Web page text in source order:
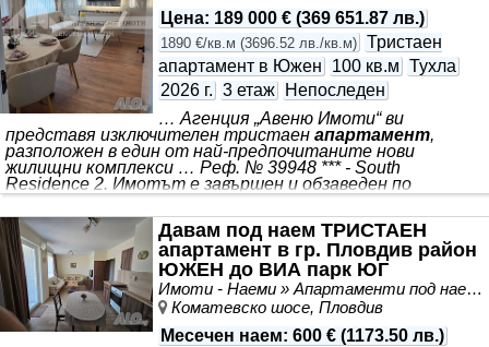
Цена: 189 000 € (369 651.87 лв.)
1890 €/кв.м (3696.52 лв./кв.м) Тристаен
апартамент в Южен
100 кв.м Тухла
2026 г. 3 етаж
Непоследен
… Агенция „Авеню Имоти“ ви
представя изключителен тристаен апартамент,
разположен в един от най-предпочитаните нови
жилищни комплекси … Реф. № 39948 *** - South
Residence 2. Имотът е завършен и обзаведен по
индивидуален дизайнерски проект с внимание към всеки
детайл, съчетавайки модерен стил, функционалност и
висок клас материали. Жилището разполага с
просторна дневна с кухня и трапезария, две
самостоятелни спални, баня с тоалетна,
допълнително сервизно помещение и тераса.
Интериорът е изпълнен с висококачествени настилки,
дизайнерско осветление, мебели по поръчка и напълно
оборудвана кухня с вградени
Давам под наем ТРИСТАЕН
апартамент в гр. Пловдив район
ЮЖЕН до ВИА парк ЮГ
Имоти - Наеми » Апартаменти под наем
Коматевско шосе, Пловдив
Месечен наем: 600 € (1173.50 лв.)